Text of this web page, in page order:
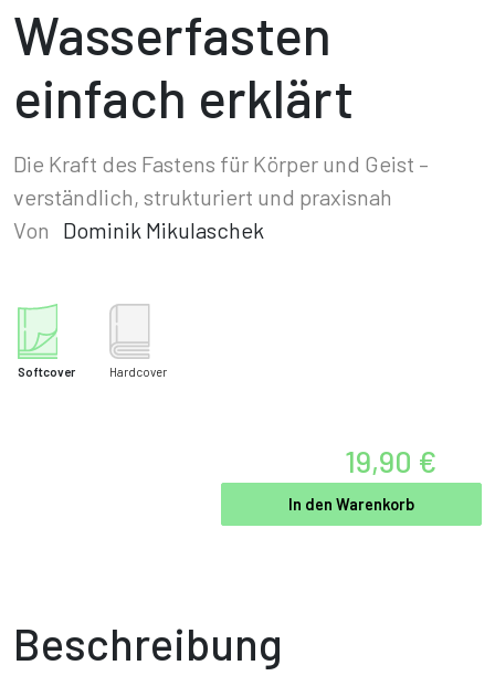
Wasserfasten
einfach erklärt
Die Kraft des Fastens für Körper und Geist –
verständlich, strukturiert und praxisnah
Von
Dominik Mikulaschek
Softcover Hardcover
19,90 €
In den Warenkorb
Beschreibung